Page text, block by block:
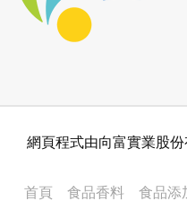
網頁程式由向富實業股
首頁 食品香料 食品添